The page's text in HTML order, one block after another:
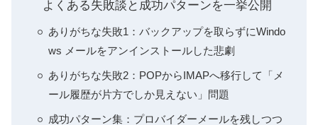
よくある失敗談と成功パターンを一挙公開
ありがちな失敗1：バックアップを取らずにWindo
ws メールをアンインストールした悲劇
ありがちな失敗2：POPからIMAPへ移行して「メ
ール履歴が片方でしか見えない」問題
成功パターン集：プロバイダーメールを残しつつ